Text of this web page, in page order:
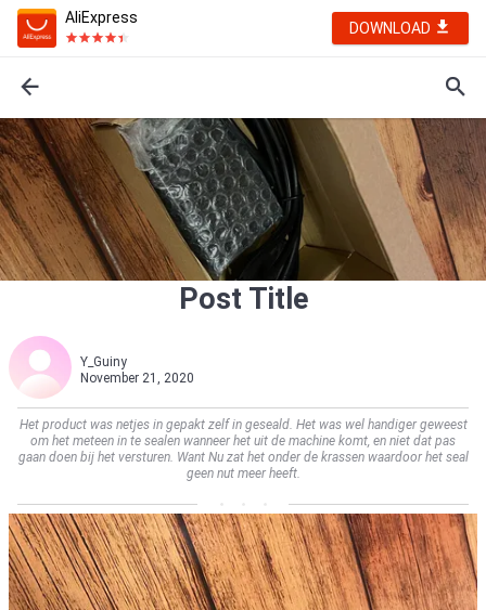
AliExpress
DOWNLOAD
Post Title
Y_Guiny
November 21, 2020
Het product was netjes in gepakt zelf in geseald. Het was wel handiger geweest
om het meteen in te sealen wanneer het uit de machine komt, en niet dat pas
gaan doen bij het versturen. Want Nu zat het onder de krassen waardoor het seal
geen nut meer heeft.